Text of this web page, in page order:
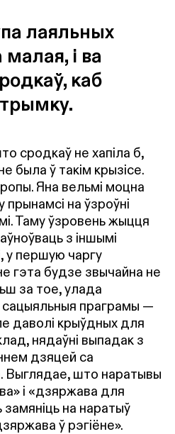
лаяльных
і ва
каб
сродкаў не хапіла б,
была ў такім крызісе.
Яна вельмі моцна
прынамсі на ўзроўні
Таму ўзровень жыцця
з іншымі
у першую чаргу
гэта будзе звычайна не
за тое, улада
сацыяльныя праграмы —
даволі крыўдных для
нядаўні выпадак з
дзяцей са
Выглядае, што наратывы
і «дзяржава для
на наратыў
ў рэгіёне».